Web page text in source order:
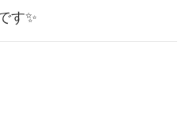
す✨